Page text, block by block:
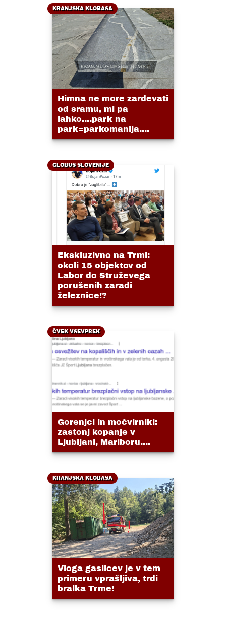
KRANJSKA KLOBASA
Himna ne more zardevati
od sramu, mi pa
lahko....park na
park=parkomanija....
GLOBUS SLOVENIJE
Ekskluzivno na Trmi:
okoli 15 objektov od
Labor do Struževega
porušenih zaradi
železnice!?
ČVEK VSEVPREK
Gorenjci in močvirniki:
zastonj kopanje v
Ljubljani, Mariboru....
KRANJSKA KLOBASA
Vloga gasilcev je v tem
primeru vprašljiva, trdi
bralka Trme!